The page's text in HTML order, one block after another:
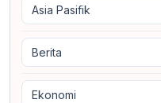
Asia Pasifik
Berita
Ekonomi